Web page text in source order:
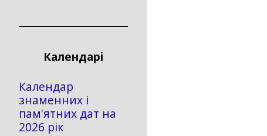
Календарі
Календар
знаменних і
пам'ятних дат на
2026 рік